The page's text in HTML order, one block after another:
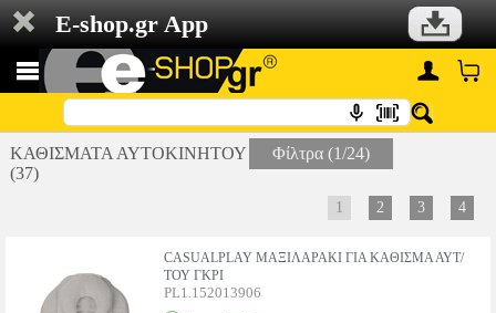
E-shop.gr App
ΚΑΘΙΣΜΑΤΑ ΑΥΤΟΚΙΝΗΤΟΥ
(37)
Φίλτρα (1/24)
1 2 3 4
CASUALPLAY MAΞΙΛΑΡΑΚΙ ΓΙΑ KAΘΙΣΜΑ ΑΥΤ/
ΤΟΥ ΓΚΡΙ
PL1.152013906